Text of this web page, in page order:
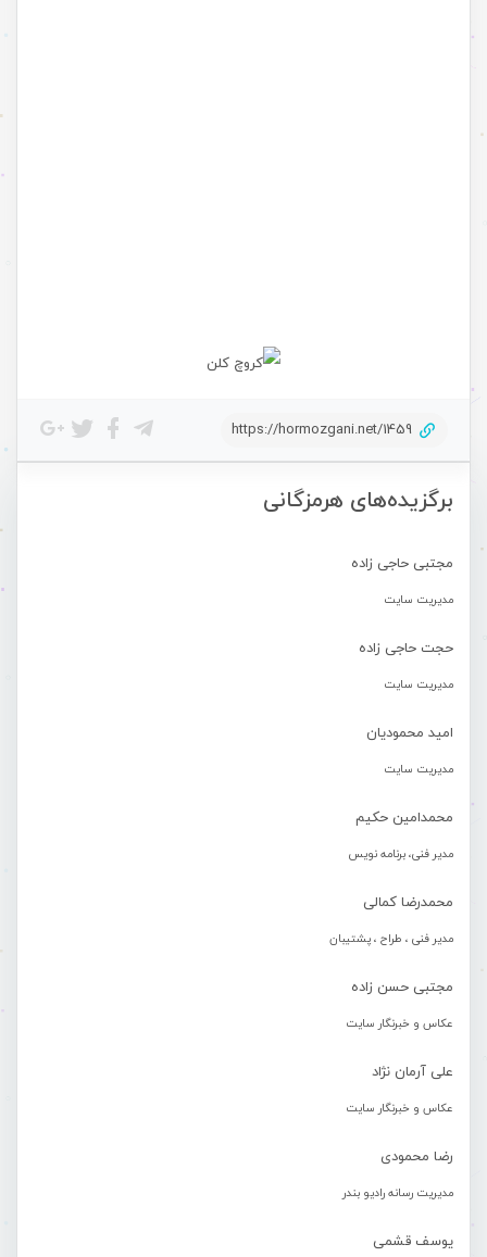
برگزیده‌های هرمزگانی
مجتبی حاجی زاده
مدیریت سایت
حجت حاجی زاده
مدیریت سایت
امید محمودیان
مدیریت سایت
محمدامین حکیم
مدیر فنی، برنامه نویس
محمدرضا کمالی
مدیر فنی ، طراح ، پشتیبان
مجتبی حسن زاده
عکاس و خبرنگار سایت
علی آرمان نژاد
عکاس و خبرنگار سایت
رضا محمودی
مدیریت رسانه رادیو بندر
یوسف قشمی
https://hormozgani.net/1459